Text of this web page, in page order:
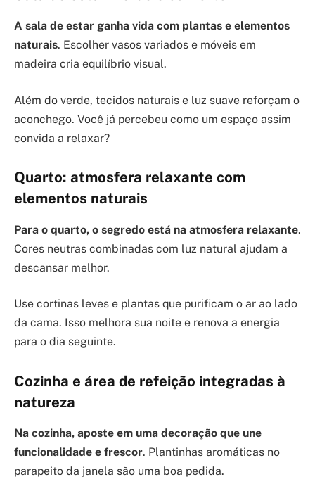
A sala de estar ganha vida com plantas e elementos
naturais. Escolher vasos variados e móveis em
madeira cria equilíbrio visual.
Além do verde, tecidos naturais e luz suave reforçam o
aconchego. Você já percebeu como um espaço assim
convida a relaxar?
Quarto: atmosfera relaxante com
elementos naturais
Para o quarto, o segredo está na atmosfera relaxante.
Cores neutras combinadas com luz natural ajudam a
descansar melhor.
Use cortinas leves e plantas que purificam o ar ao lado
da cama. Isso melhora sua noite e renova a energia
para o dia seguinte.
Cozinha e área de refeição integradas à
natureza
Na cozinha, aposte em uma decoração que une
funcionalidade e frescor. Plantinhas aromáticas no
parapeito da janela são uma boa pedida.